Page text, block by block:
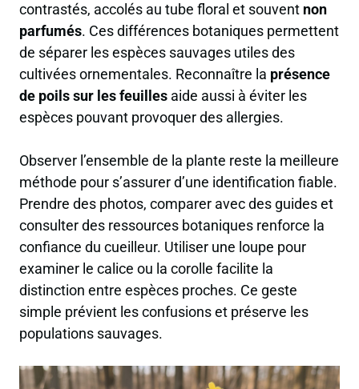
contrastés, accolés au tube floral et souvent non
parfumés. Ces différences botaniques permettent
de séparer les espèces sauvages utiles des
cultivées ornementales. Reconnaître la présence
de poils sur les feuilles aide aussi à éviter les
espèces pouvant provoquer des allergies.
Observer l’ensemble de la plante reste la meilleure
méthode pour s’assurer d’une identification fiable.
Prendre des photos, comparer avec des guides et
consulter des ressources botaniques renforce la
confiance du cueilleur. Utiliser une loupe pour
examiner le calice ou la corolle facilite la
distinction entre espèces proches. Ce geste
simple prévient les confusions et préserve les
populations sauvages.